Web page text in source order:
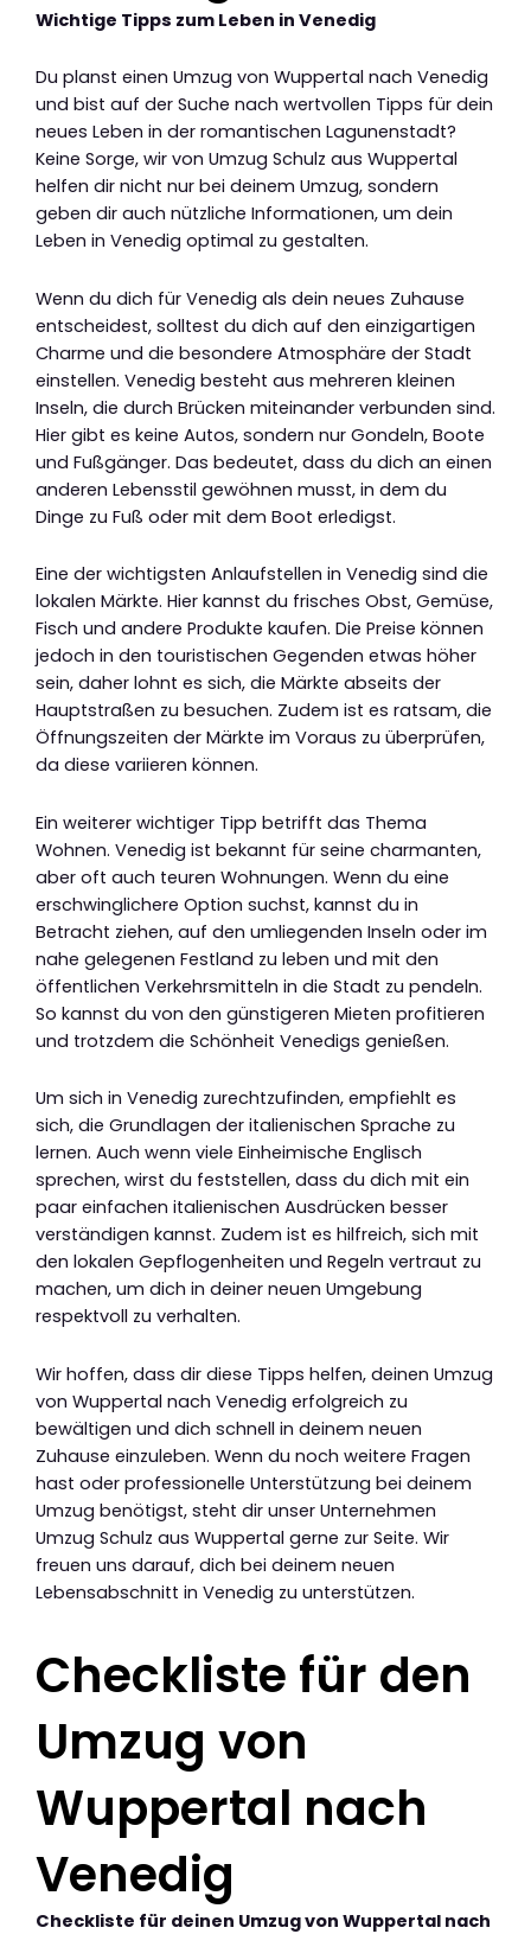
Wichtige Tipps zum Leben in Venedig
Du planst einen Umzug von Wuppertal nach Venedig
und bist auf der Suche nach wertvollen Tipps für dein
neues Leben in der romantischen Lagunenstadt?
Keine Sorge, wir von Umzug Schulz aus Wuppertal
helfen dir nicht nur bei deinem Umzug, sondern
geben dir auch nützliche Informationen, um dein
Leben in Venedig optimal zu gestalten.
Wenn du dich für Venedig als dein neues Zuhause
entscheidest, solltest du dich auf den einzigartigen
Charme und die besondere Atmosphäre der Stadt
einstellen. Venedig besteht aus mehreren kleinen
Inseln, die durch Brücken miteinander verbunden sind.
Hier gibt es keine Autos, sondern nur Gondeln, Boote
und Fußgänger. Das bedeutet, dass du dich an einen
anderen Lebensstil gewöhnen musst, in dem du
Dinge zu Fuß oder mit dem Boot erledigst.
Eine der wichtigsten Anlaufstellen in Venedig sind die
lokalen Märkte. Hier kannst du frisches Obst, Gemüse,
Fisch und andere Produkte kaufen. Die Preise können
jedoch in den touristischen Gegenden etwas höher
sein, daher lohnt es sich, die Märkte abseits der
Hauptstraßen zu besuchen. Zudem ist es ratsam, die
Öffnungszeiten der Märkte im Voraus zu überprüfen,
da diese variieren können.
Ein weiterer wichtiger Tipp betrifft das Thema
Wohnen. Venedig ist bekannt für seine charmanten,
aber oft auch teuren Wohnungen. Wenn du eine
erschwinglichere Option suchst, kannst du in
Betracht ziehen, auf den umliegenden Inseln oder im
nahe gelegenen Festland zu leben und mit den
öffentlichen Verkehrsmitteln in die Stadt zu pendeln.
So kannst du von den günstigeren Mieten profitieren
und trotzdem die Schönheit Venedigs genießen.
Um sich in Venedig zurechtzufinden, empfiehlt es
sich, die Grundlagen der italienischen Sprache zu
lernen. Auch wenn viele Einheimische Englisch
sprechen, wirst du feststellen, dass du dich mit ein
paar einfachen italienischen Ausdrücken besser
verständigen kannst. Zudem ist es hilfreich, sich mit
den lokalen Gepflogenheiten und Regeln vertraut zu
machen, um dich in deiner neuen Umgebung
respektvoll zu verhalten.
Wir hoffen, dass dir diese Tipps helfen, deinen Umzug
von Wuppertal nach Venedig erfolgreich zu
bewältigen und dich schnell in deinem neuen
Zuhause einzuleben. Wenn du noch weitere Fragen
hast oder professionelle Unterstützung bei deinem
Umzug benötigst, steht dir unser Unternehmen
Umzug Schulz aus Wuppertal gerne zur Seite. Wir
freuen uns darauf, dich bei deinem neuen
Lebensabschnitt in Venedig zu unterstützen.
Checkliste für den
Umzug von
Wuppertal nach
Venedig
Checkliste für deinen Umzug von Wuppertal nach